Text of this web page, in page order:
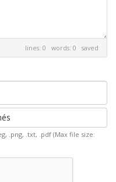
lines: 0 words: 0 saved
.png, .txt, .pdf (Max file size: